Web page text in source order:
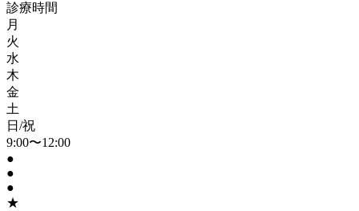
診療時間
月
火
水
木
金
土
日/祝
9:00〜12:00
●
●
●
★